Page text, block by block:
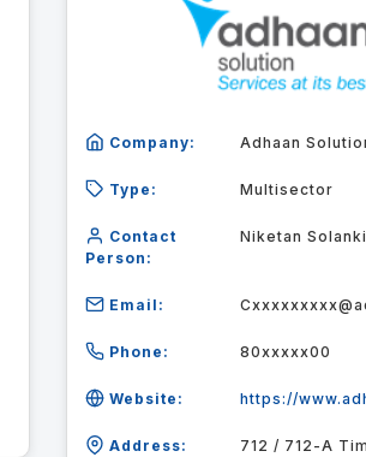
Company: Adhaan
Type: Multisector
Contact
Person:
Niketan Solanki
Email:
Phone: 80xxxxx00
Website: https://
Address:
712 / 712-A